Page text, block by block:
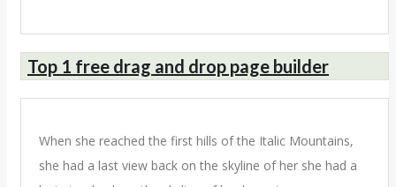
Top 1 free drag and drop page builder
When she reached the first hills of the Italic Mountains,
she had a last view back on the skyline of her she had a